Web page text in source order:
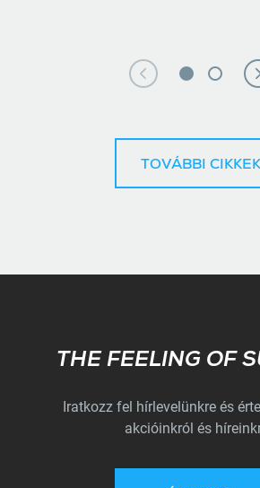
TOVÁBBI CIKKEK
THE FEELING OF
Iratkozz fel hírlevelünkre és
akcióinkról és